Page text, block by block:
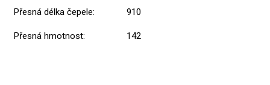
Přesná délka čepele: 910
Přesná hmotnost: 142